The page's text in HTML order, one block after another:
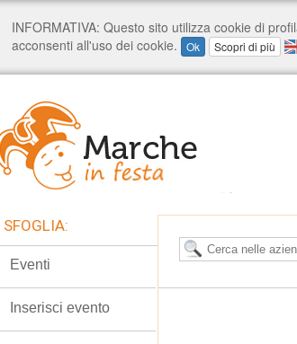
SFOGLIA:
Eventi
Inserisci evento